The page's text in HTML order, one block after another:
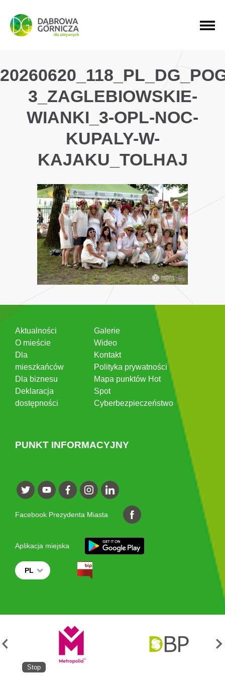
PRZEJDŹ DO MENU GŁÓWNEGO
PRZEJDŹ DO WYSZUKIWARKI
PRZEJDŹ DO TREŚCI
3_ZAGLEBIOWSKIE-
WIANKI_3-OPL-NOC-
KUPALY-W-
KAJAKU_TOLHAJ
Aktualności
O mieście
Dla
mieszkańców
Dla biznesu
Deklaracja
dostępności
Galerie
Wideo
Kontakt
Polityka prywatności
Mapa punktów Hot
Spot
Cyberbezpieczeństwo
PUNKT INFORMACYJNY
Facebook Prezydenta Miasta
Aplikacja miejska
PL
Stop